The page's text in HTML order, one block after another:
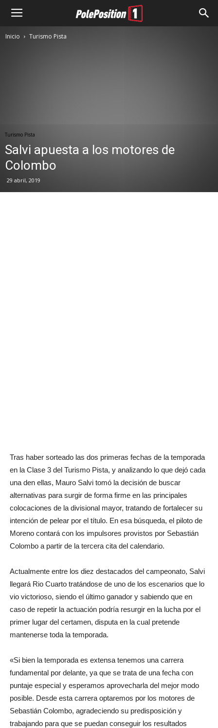
Inicio Turismo Pista
Turismo Pista
Salvi apuesta a los motores de
Colombo
29 abril, 2019
Tras haber sorteado las dos primeras fechas de la temporada
en la Clase 3 del Turismo Pista, y analizando lo que dejó cada
una den ellas, Mauro Salvi tomó la decisión de buscar
alternativas para surgir de forma firme en las principales
colocaciones de la divisional mayor, tratando de fortalecer su
intención de pelear por el título. En esa búsqueda, el piloto de
Moreno contará con los impulsores provistos por Sebastián
Colombo a partir de la tercera cita del calendario.
Actualmente entre los diez destacados del campeonato, Salvi
llegará Rio Cuarto tratándose de uno de los escenarios que lo
vio victorioso, siendo el último ganador y sabiendo que en
caso de repetir la actuación podría resurgir en la lucha por el
primer lugar del certamen, disputa en la cual pretende
mantenerse toda la temporada.
«Si bien la temporada es extensa tenemos una carrera
fundamental por delante, ya que se trata de una fecha con
puntaje especial y esperamos aprovecharla del mejor modo
posible. Desde esta carrera optaremos por los motores de
Sebastián Colombo, agradeciendo su predisposición y
trabajando para que se puedan conseguir los resultados